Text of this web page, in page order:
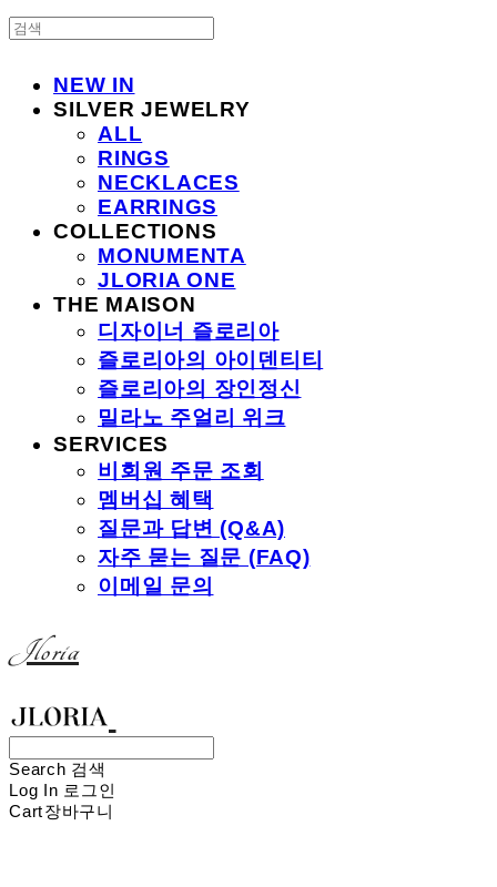
NEW IN
SILVER JEWELRY
ALL
RINGS
NECKLACES
EARRINGS
COLLECTIONS
MONUMENTA
JLORIA ONE
THE MAISON
디자이너 즐로리아
즐로리아의 아이덴티티
즐로리아의 장인정신
밀라노 주얼리 위크
SERVICES
비회원 주문 조회
멤버십 혜택
질문과 답변 (Q&A)
자주 묻는 질문 (FAQ)
이메일 문의
Jloria
Search 검색
Log In 로그인
Cart장바구니